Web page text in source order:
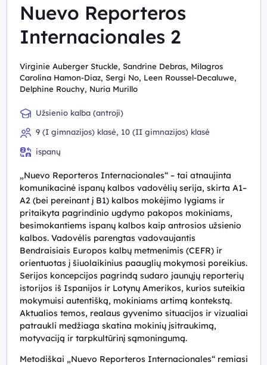
Nuevo Reporteros
Internacionales 2
Virginie Auberger Stuckle, Sandrine Debras, Milagros
Carolina Hamon-Diaz, Sergi No, Leen Roussel-Decaluwe,
Delphine Rouchy, Nuria Murillo
Užsienio kalba (antroji)
9 (I gimnazijos) klasė, 10 (II gimnazijos) klasė
ispanų
„Nuevo Reporteros Internacionales“ – tai atnaujinta
komunikacinė ispanų kalbos vadovėlių serija, skirta A1–
A2 (bei pereinant į B1) kalbos mokėjimo lygiams ir
pritaikyta pagrindinio ugdymo pakopos mokiniams,
besimokantiems ispanų kalbos kaip antrosios užsienio
kalbos. Vadovėlis parengtas vadovaujantis
Bendraisiais Europos kalbų metmenimis (CEFR) ir
orientuotas į šiuolaikinius paauglių mokymosi poreikius.
Serijos koncepcijos pagrindą sudaro jaunųjų reporterių
istorijos iš Ispanijos ir Lotynų Amerikos, kurios suteikia
mokymuisi autentišką, mokiniams artimą kontekstą.
Aktualios temos, realaus gyvenimo situacijos ir vizualiai
patraukli medžiaga skatina mokinių įsitraukimą,
motyvaciją ir tarpkultūrinį sąmoningumą.
Metodiškai „Nuevo Reporteros Internacionales“ remiasi